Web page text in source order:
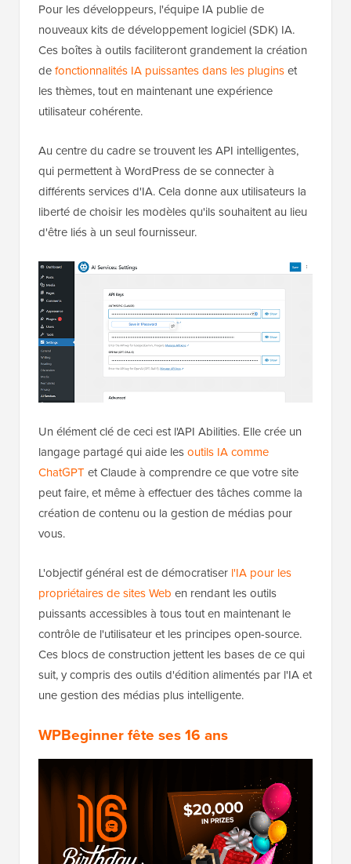
Pour les développeurs, l'équipe IA publie de
nouveaux kits de développement logiciel (SDK) IA.
Ces boîtes à outils faciliteront grandement la création
defonctionnalités IA puissantes dans les pluginset
les thèmes, tout en maintenant une expérience
utilisateur cohérente.
Au centre du cadre se trouvent les API intelligentes,
qui permettent à WordPress de se connecter à
différents services d'IA. Cela donne aux utilisateurs la
liberté de choisir les modèles qu'ils souhaitent au lieu
d'être liés à un seul fournisseur.
Un élément clé de ceci est l'API Abilities. Elle crée un
langage partagé qui aide lesoutils IA comme
ChatGPT et Claude à comprendre ce que votre site
peut faire, et même à effectuer des tâches comme la
création de contenu ou la gestion de médias pour
vous.
L'objectif général est de démocratiser l'IA pour les
propriétaires de sites Web en rendant les outils
puissants accessibles à tous tout en maintenant le
contrôle de l'utilisateur et les principes open-source.
Ces blocs de construction jettent les bases de ce qui
suit, y compris des outils d'édition alimentés par l'IA et
une gestion des médias plus intelligente.
WPBeginner fête ses 16 ans